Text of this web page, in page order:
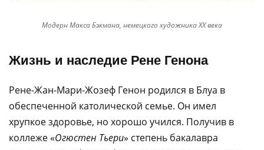
Модерн Макса Бэкмана, немецкого художника ХХ века
Жизнь и наследие Рене Генона
Рене-Жан-Мари-Жозеф Генон родился в Блуа в
обеспеченной католической семье. Он имел
хрупкое здоровье, но хорошо учился. Получив в
коллеже «Огюстен Тьери» степень бакалавра